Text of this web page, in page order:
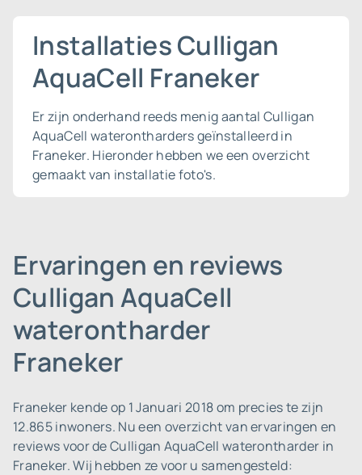
Installaties Culligan
AquaCell Franeker
Er zijn onderhand reeds menig aantal Culligan
AquaCell waterontharders geïnstalleerd in
Franeker. Hieronder hebben we een overzicht
gemaakt van installatie foto's.
Ervaringen en reviews
Culligan AquaCell
waterontharder
Franeker
Franeker kende op 1 Januari 2018 om precies te zijn
12.865 inwoners. Nu een overzicht van ervaringen en
reviews voor de Culligan AquaCell waterontharder in
Franeker. Wij hebben ze voor u samengesteld: